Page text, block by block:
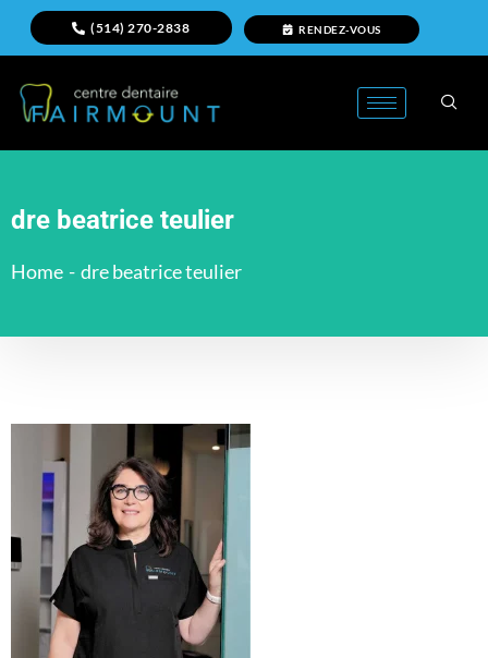
(514) 270-2838 RENDEZ-VOUS
dre beatrice teulier
Home - dre beatrice teulier